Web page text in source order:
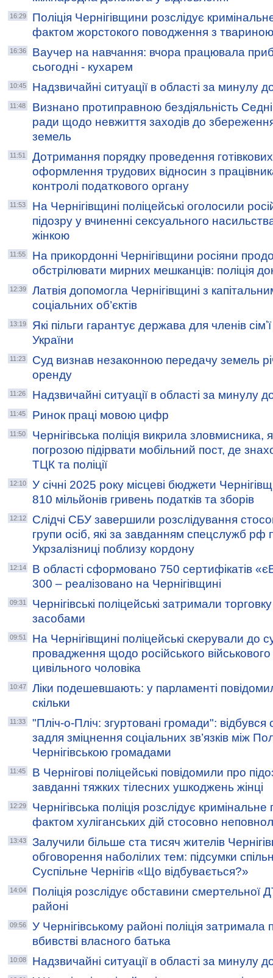
16:29
Поліція Чернігівщини розслідує
фактом жорстокого поводження з
16:36
Ваучер на навчання: вчора працювала
сьогодні - кухарем
10:45 Надзвичайні ситуації в області за минулу
11:48
Визнано протиправною бездіяльність
ради щодо невжиття заходів до
земель
11:51
Дотримання порядку проведення
оформлення трудових відносин з
контролі податкового органу
11:53
На Чернігівщині поліцейські оголосили
підозру у вчиненні сексуального
жінкою
11:55
На прикордонні Чернігівщини росіяни
обстрілювати мирних мешканців: поліція
12:39
Латвія допомогла Чернігівщині з
соціальних об’єктів
13:19
Які пільги гарантує держава для членів
України
11:23
Суд визнав незаконною передачу земель
оренду
11:26 Надзвичайні ситуації в області за минулу
11:45 Ринок праці мовою цифр
11:50
Чернігівська поліція викрила
погрозою підірвати мобільний пост, де
ТЦК та поліції
12:10
У січні 2025 року місцеві бюджети
810 мільйонів гривень податків та зборів
12:12
Слідчі СБУ завершили розслідування
групи осіб, які за завданням спецслужб рф
Укрзалізниці поблизу кордону
12:14
В області сформовано 750 сертифікатів
300 – реалізовано на Чернігівщині
09:31
Чернігівські поліцейські затримали
засобами
09:51
На Чернігівщині поліцейські скерували до
провадження щодо російського військового
цивільного чоловіка
10:47
Ліки подешевшають: у парламенті
скільки
11:33
"Пліч-о-Пліч: згуртовані громади": відбувся
задля зміцнення соціальних зв’язків між
Чернігівською громадами
11:45
В Чернігові поліцейські повідомили про
завданні тяжких тілесних ушкоджень жінці
12:29
Чернігівська поліція розслідує
фактом хуліганських дій стосовно
13:43
Залучили більше ста тисяч жителів
обговорення наболілих тем: підсумки
Суспільне Чернігів «Що відбувається?»
14:04
Поліція розслідує обставини смертельної
районі
09:56
У Чернігівському районі поліція затримала
вбивстві власного батька
10:08 Надзвичайні ситуації в області за минулу